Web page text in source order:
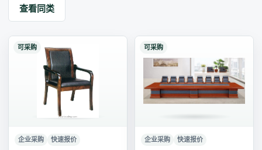
查看同类
可采购
企业采购 快速报价
可采购
企业采购 快速报价